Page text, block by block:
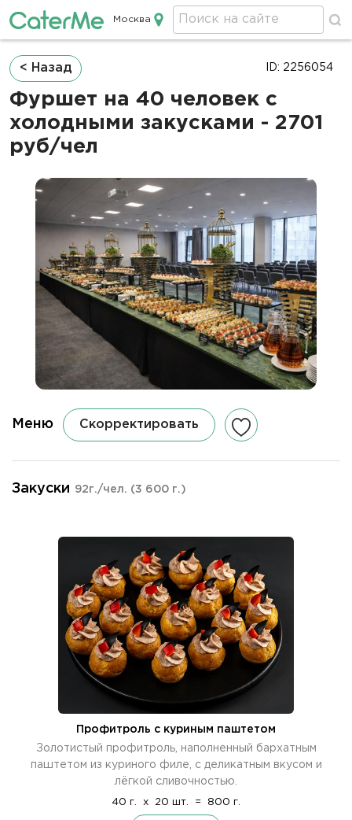
Кейтеринг в Москве
Москва
Строка
навигации
< Назад
Фуршет на 40 человек с
холодными закусками - 2701
руб/чел
ID: 2256054
Меню Скорректировать
Закуски 92г./чел. (3 600 г.)
Профитроль с куриным паштетом
Золотистый профитроль, наполненный бархатным
паштетом из куриного филе, с деликатным вкусом и
лёгкой сливочностью.
40 г. x 20 шт. = 800 г.